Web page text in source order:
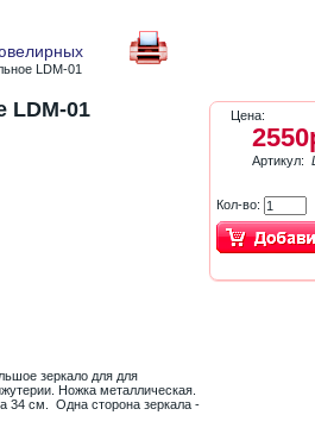
LDM-01
LDM-01
зеркало для для
Ножка металлическая.
34 см. Одна сторона зеркала -
Цена:
Артикул:
Кол-во: